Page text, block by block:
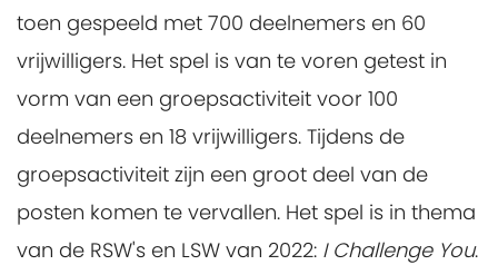
toen gespeeld met 700 deelnemers en 60
vrijwilligers. Het spel is van te voren getest in
vorm van een groepsactiviteit voor 100
deelnemers en 18 vrijwilligers. Tijdens de
groepsactiviteit zijn een groot deel van de
posten komen te vervallen. Het spel is in thema
van de RSW's en LSW van 2022: I Challenge You.